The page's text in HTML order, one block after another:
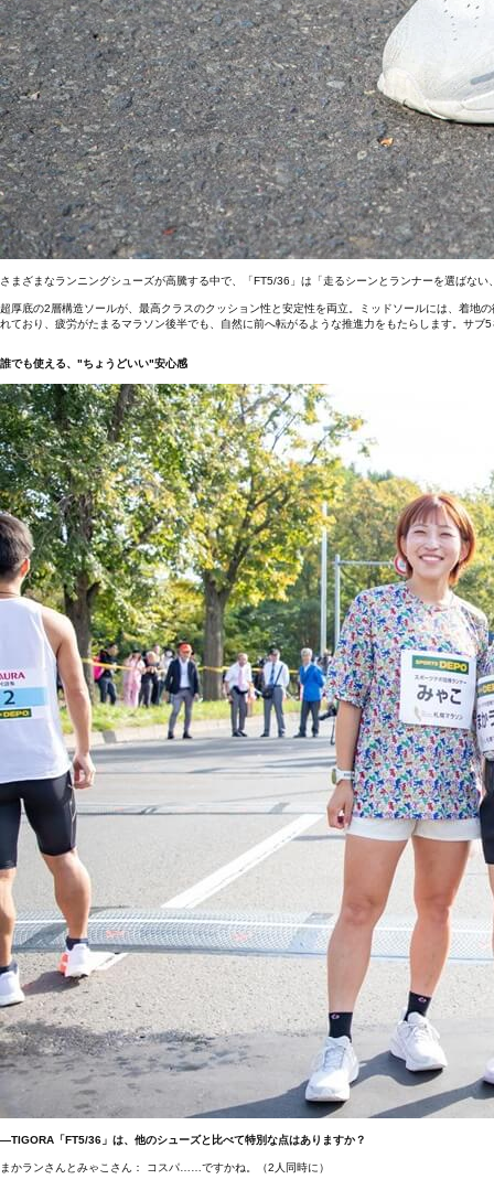
さまざまなランニングシューズが高騰する中で、「FT5/36」は「走るシーンとランナーを選ばな
超厚底の2層構造ソールが、最高クラスのクッション性と安定性を両立。ミッドソールには、着
れており、疲労がたまるマラソン後半でも、自然に前へ転がるような推進力をもたらします。サブ
誰でも使える、"ちょうどいい"安心感
―TIGORA「FT5/36」は、他のシューズと比べて特別な点はありますか？
まかランさんとみゃこさん： コスパ……ですかね。（2人同時に）